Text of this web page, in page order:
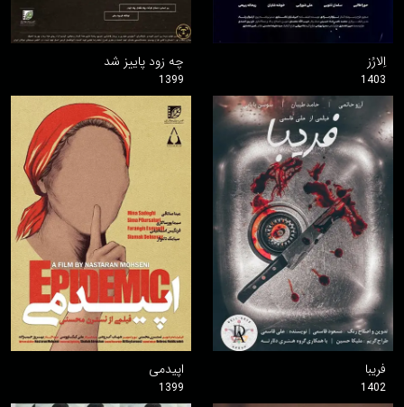
اِلارُز
1403
چه زود پاییز شد
1399
فریبا
1402
اپیدمی
1399